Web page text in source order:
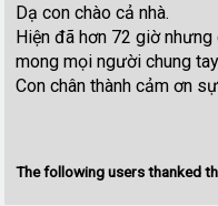
Dạ con chào cả nhà.
Hiện đã hơn 72 giờ
mong mọi người chung
Con chân thành cảm ơn
The following users thanked